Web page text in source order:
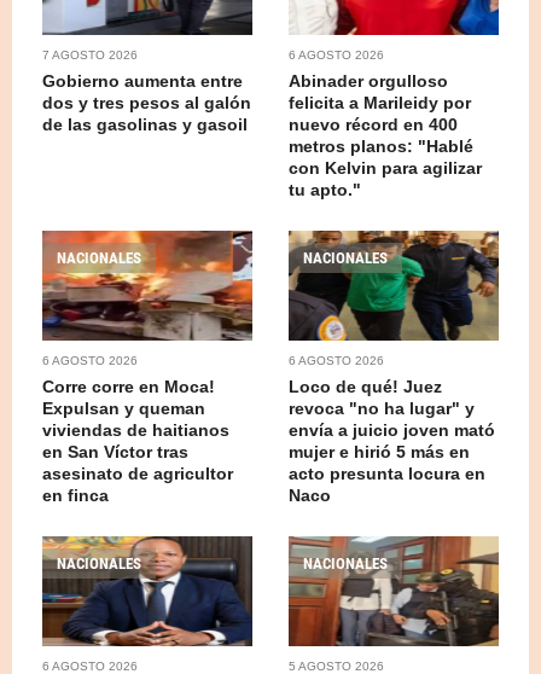
7 AGOSTO 2026
Gobierno aumenta entre
dos y tres pesos al galón
de las gasolinas y gasoil
6 AGOSTO 2026
Abinader orgulloso
felicita a Marileidy por
nuevo récord en 400
metros planos: "Hablé
con Kelvin para agilizar
tu apto."
NACIONALES
6 AGOSTO 2026
Corre corre en Moca!
Expulsan y queman
viviendas de haitianos
en San Víctor tras
asesinato de agricultor
en finca
NACIONALES
6 AGOSTO 2026
Loco de qué! Juez
revoca "no ha lugar" y
envía a juicio joven mató
mujer e hirió 5 más en
acto presunta locura en
Naco
NACIONALES
6 AGOSTO 2026
NACIONALES
5 AGOSTO 2026